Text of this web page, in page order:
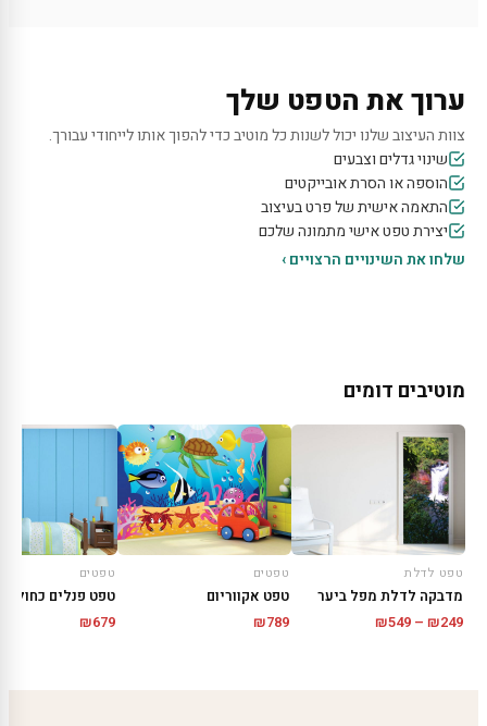
ערוך את הטפט שלך
צוות העיצוב שלנו יכול לשנות כל מוטיב כדי להפוך אותו לייחודי עבורך.
שינוי גדלים וצבעים
הוספה או הסרת אובייקטים
התאמה אישית של פרט בעיצוב
יצירת טפט אישי מתמונה שלכם
שלחו את השינויים הרצויים ›
מוטיבים דומים
טפט לדלת
מדבקה לדלת מפל ביער
₪249
–
₪549
טפטים
טפט אקווריום
₪789
טפטים
טפט פנלים כחולים
₪679